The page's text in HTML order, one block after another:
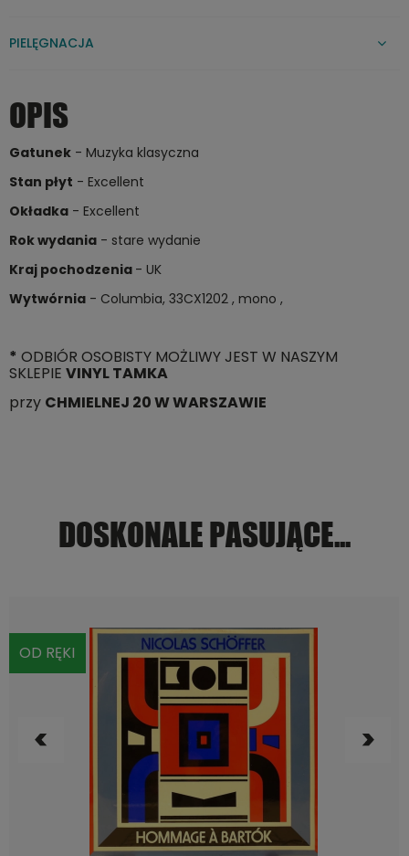
PIELĘGNACJA
OPIS
Gatunek - Muzyka klasyczna
Stan płyt - Excellent
Okładka - Excellent
Rok wydania - stare wydanie
Kraj pochodzenia - UK
Wytwórnia - Columbia, 33CX1202 , mono ,
* ODBIÓR OSOBISTY MOŻLIWY JEST W NASZYM
SKLEPIE VINYL TAMKA
przy CHMIELNEJ 20 W WARSZAWIE
DOSKONALE PASUJĄCE...
DO KOSZYKA
OD RĘKI